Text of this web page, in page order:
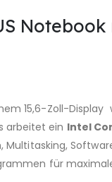
15,6-Zoll-Display
arbeitet ein Intel
für